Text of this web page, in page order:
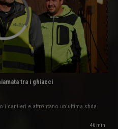
tra i ghiacci
i cantieri e affrontano un’ultima sfida
46 min